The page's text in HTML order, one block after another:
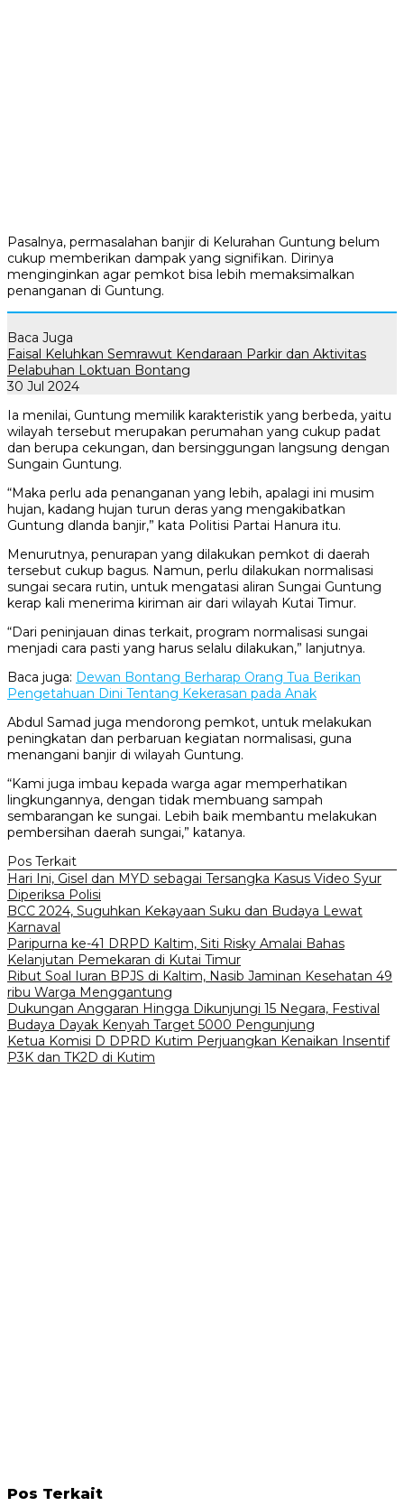
Pasalnya, permasalahan banjir di Kelurahan Guntung belum
cukup memberikan dampak yang signifikan. Dirinya
menginginkan agar pemkot bisa lebih memaksimalkan
penanganan di Guntung.
Baca Juga
Faisal Keluhkan Semrawut Kendaraan Parkir dan Aktivitas
Pelabuhan Loktuan Bontang
30 Jul 2024
Ia menilai, Guntung memilik karakteristik yang berbeda, yaitu
wilayah tersebut merupakan perumahan yang cukup padat
dan berupa cekungan, dan bersinggungan langsung dengan
Sungain Guntung.
“Maka perlu ada penanganan yang lebih, apalagi ini musim
hujan, kadang hujan turun deras yang mengakibatkan
Guntung dlanda banjir,” kata Politisi Partai Hanura itu.
Menurutnya, penurapan yang dilakukan pemkot di daerah
tersebut cukup bagus. Namun, perlu dilakukan normalisasi
sungai secara rutin, untuk mengatasi aliran Sungai Guntung
kerap kali menerima kiriman air dari wilayah Kutai Timur.
“Dari peninjauan dinas terkait, program normalisasi sungai
menjadi cara pasti yang harus selalu dilakukan,” lanjutnya.
Baca juga: Dewan Bontang Berharap Orang Tua Berikan
Pengetahuan Dini Tentang Kekerasan pada Anak
Abdul Samad juga mendorong pemkot, untuk melakukan
peningkatan dan perbaruan kegiatan normalisasi, guna
menangani banjir di wilayah Guntung.
“Kami juga imbau kepada warga agar memperhatikan
lingkungannya, dengan tidak membuang sampah
sembarangan ke sungai. Lebih baik membantu melakukan
pembersihan daerah sungai,” katanya.
Pos Terkait
Hari Ini, Gisel dan MYD sebagai Tersangka Kasus Video Syur
Diperiksa Polisi
BCC 2024, Suguhkan Kekayaan Suku dan Budaya Lewat
Karnaval
Paripurna ke-41 DRPD Kaltim, Siti Risky Amalai Bahas
Kelanjutan Pemekaran di Kutai Timur
Ribut Soal Iuran BPJS di Kaltim, Nasib Jaminan Kesehatan 49
ribu Warga Menggantung
Dukungan Anggaran Hingga Dikunjungi 15 Negara, Festival
Budaya Dayak Kenyah Target 5000 Pengunjung
Ketua Komisi D DPRD Kutim Perjuangkan Kenaikan Insentif
P3K dan TK2D di Kutim
Pos Terkait